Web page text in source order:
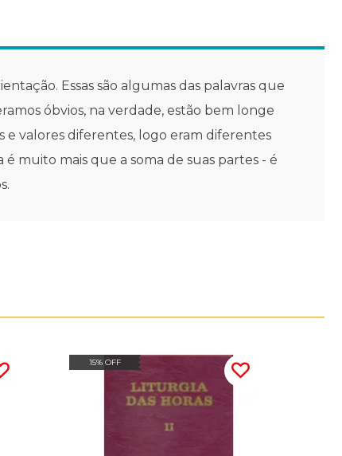
Essas são algumas das palavras que
óbvios, na verdade, estão bem longe
e valores diferentes, logo eram diferentes
muito mais que a soma de suas partes - é
15% OFF